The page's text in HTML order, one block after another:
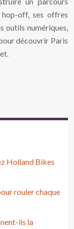
hop-off, ses offres
outils numériques,
découvrir Paris
Holland Bikes
rouler chaque
ils la